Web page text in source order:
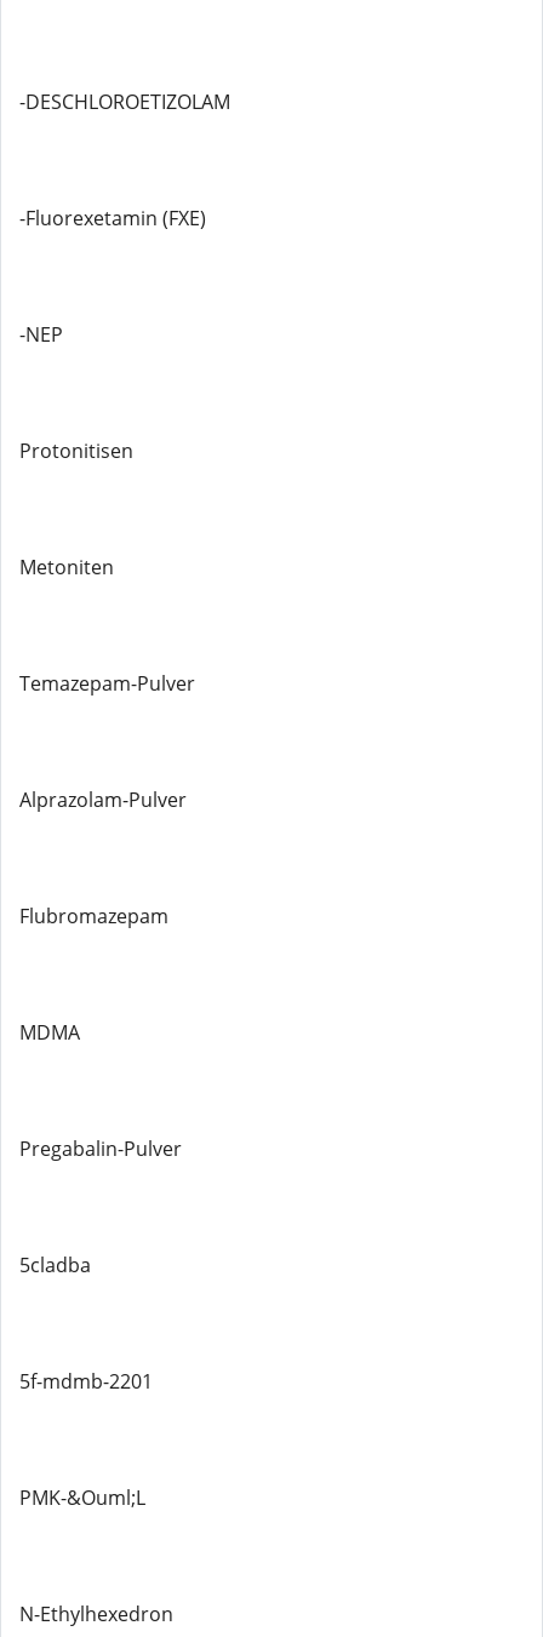
-DESCHLOROETIZOLAM
-Fluorexetamin (FXE)
-NEP
Protonitisen
Metoniten
Temazepam-Pulver
Alprazolam-Pulver
Flubromazepam
MDMA
Pregabalin-Pulver
5cladba
5f-mdmb-2201
PMK-&Ouml;L
N-Ethylhexedron